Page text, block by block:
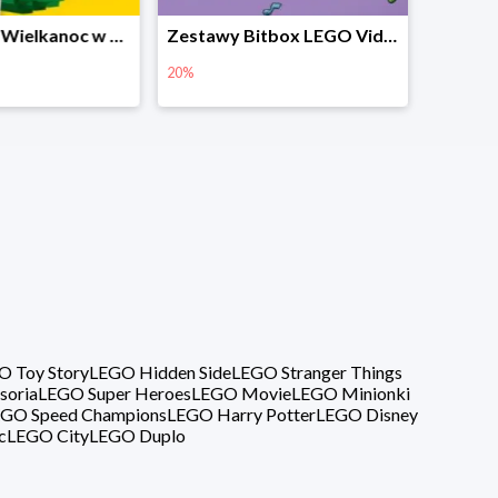
Prezenty na Wielkanoc w Planecie Klocków od 16,99 zł Zestawy Bitbox LEGO Vidiyo w Planecie Klocków -20%
20%
Toy StoryLEGO Hidden SideLEGO Stranger Things
LEGO Super HeroesLEGO MovieLEGO Minionki
Speed ChampionsLEGO Harry PotterLEGO Disney
LEGO CityLEGO Duplo